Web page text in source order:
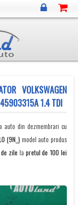
VOLKSWAGEN
1.4 TDI
auto din dezmembrari cu
(9N_) model auto produs
zile la pretul de 100 lei